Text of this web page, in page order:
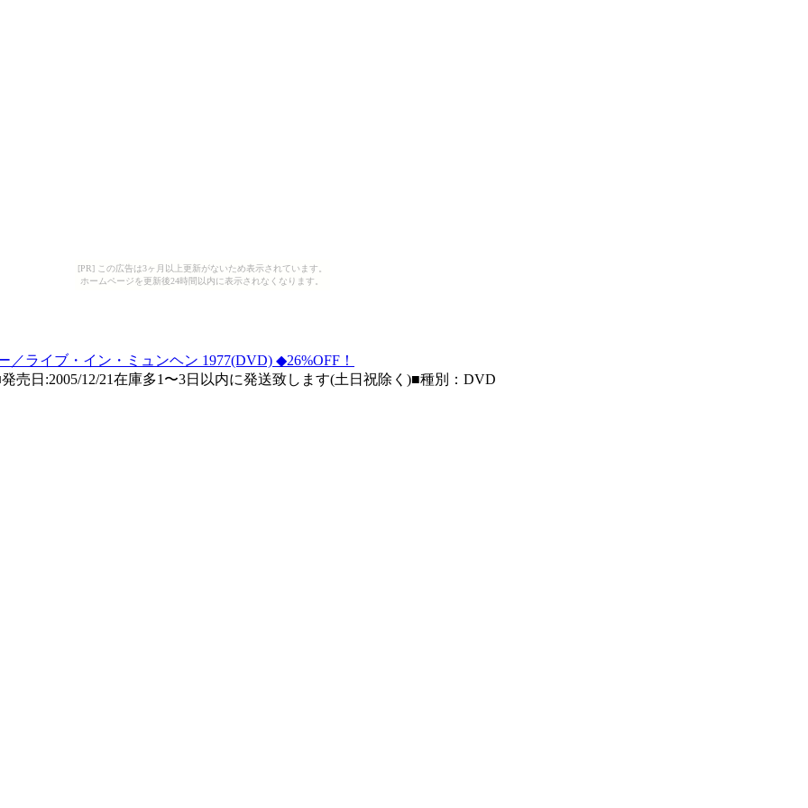
[PR] この広告は3ヶ月以上更新がないため表示されています。
ホームページを更新後24時間以内に表示されなくなります。
ライブ・イン・ミュンヘン 1977(DVD) ◆26%OFF！
売日:2005/12/21在庫多1〜3日以内に発送致します(土日祝除く)■種別：DVD